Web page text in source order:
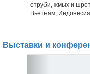
отруби, жмых и
Вьетнам,
Выставки и